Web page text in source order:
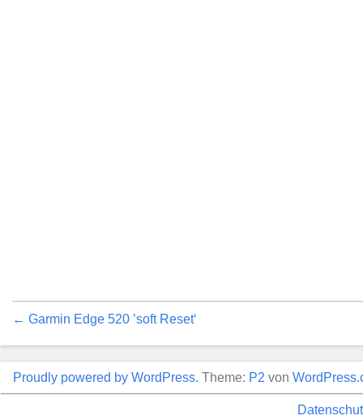
← Garmin Edge 520 ’soft Reset‘
Proudly powered by WordPress. Theme: P2 von